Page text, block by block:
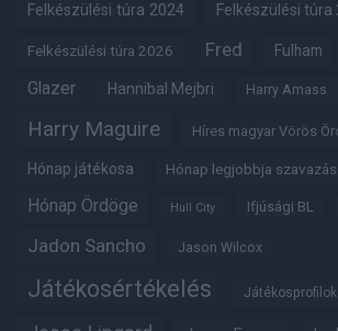
Felkészülési túra 2024 Felkészülési túra
Felkészülési túra 2026 Fred Fulham
Glazer Hannibal Mejbri Harry Amass
Harry Maguire Híres magyar Vörös
Hónap játékosa Hónap legjobbja szavazás
Hónap Ördöge Hull City Ifjúsági BL
Jadon Sancho Jason Wilcox
Játékosértékelés Játékosprofilok